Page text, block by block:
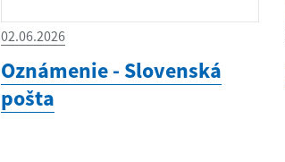
02.06.2026
Oznámenie - Slovenská
pošta